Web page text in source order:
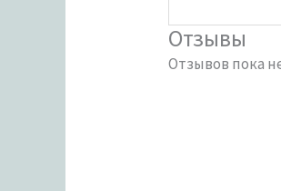
Отзывы
Отзывов пока